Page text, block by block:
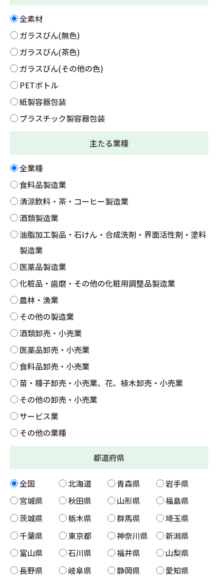
全素材
ガラスびん(無色)
ガラスびん(茶色)
ガラスびん(その他の色)
PETボトル
紙製容器包装
プラスチック製容器包装
主たる業種
全業種
食料品製造業
清涼飲料・茶・コーヒー製造業
酒類製造業
油脂加工製品・石けん・合成洗剤・界面活性剤・塗料
製造業
医薬品製造業
化粧品・歯磨・その他の化粧用調整品製造業
農林・漁業
その他の製造業
酒類卸売・小売業
医薬品卸売・小売業
食料品卸売・小売業
苗・種子卸売・小売業、花、植木卸売・小売業
その他の卸売・小売業
サービス業
その他の業種
都道府県
全国 北海道 青森県
岩手県
宮城県
秋田県 山形県
福島県
茨城県
栃木県 群馬県
埼玉県
千葉県
東京都 神奈川県
新潟県
富山県
石川県 福井県
山梨県
長野県
岐阜県 静岡県
愛知県